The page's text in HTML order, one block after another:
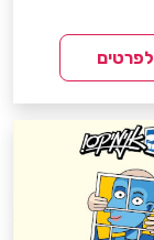
לפרטים